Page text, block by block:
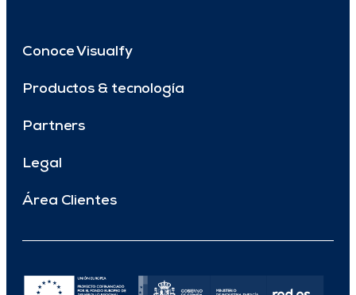
Conoce Visualfy
Productos & tecnología
Partners
Legal
Área Clientes